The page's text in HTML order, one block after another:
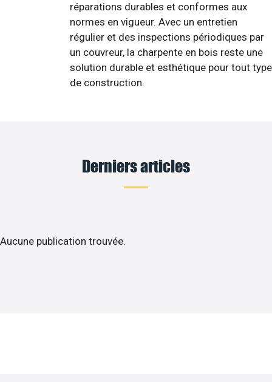
réparations durables et conformes aux
normes en vigueur. Avec un entretien
régulier et des inspections périodiques par
un couvreur, la charpente en bois reste une
solution durable et esthétique pour tout type
de construction.
Derniers articles
Aucune publication trouvée.